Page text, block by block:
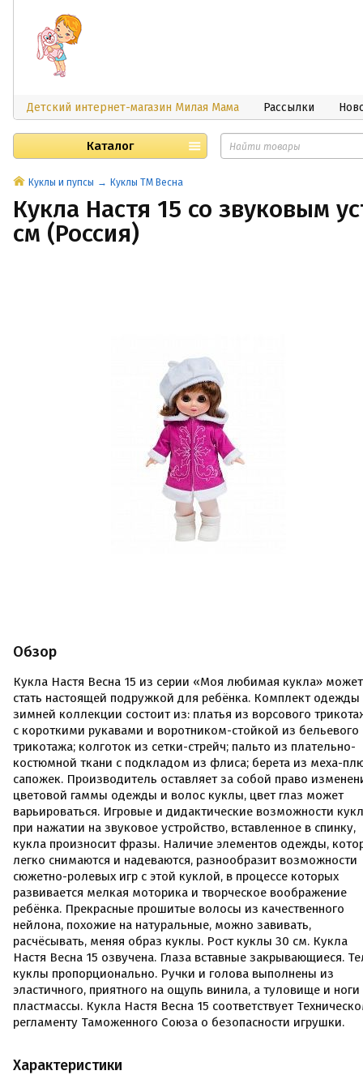
Детский интернет-магазин Милая Мама Рассылки
Каталог
Куклы и пупсы Куклы ТМ Весна
Кукла Настя 15 со звуковым
см (Россия)
Обзор
Кукла Настя Весна 15 из серии «Моя любимая кукла» может
стать настоящей подружкой для ребёнка. Комплект одежды
зимней коллекции состоит из: платья из ворсового
с короткими рукавами и воротником-стойкой из бельевого
трикотажа; колготок из сетки-стрейч; пальто из плательно-
костюмной ткани с подкладом из флиса; берета из меха-
сапожек. Производитель оставляет за собой право
цветовой гаммы одежды и волос куклы, цвет глаз может
варьироваться. Игровые и дидактические возможности
при нажатии на звуковое устройство, вставленное в спинку,
кукла произносит фразы. Наличие элементов одежды,
легко снимаются и надеваются, разнообразит возможности
сюжетно-ролевых игр с этой куклой, в процессе которых
развивается мелкая моторика и творческое воображение
ребёнка. Прекрасные прошитые волосы из качественного
нейлона, похожие на натуральные, можно завивать,
расчёсывать, меняя образ куклы. Рост куклы 30 см. Кукла
Настя Весна 15 озвучена. Глаза вставные закрывающиеся.
куклы пропорционально. Ручки и голова выполнены из
эластичного, приятного на ощупь винила, а туловище и ноги
пластмассы. Кукла Настя Весна 15 соответствует
регламенту Таможенного Союза о безопасности игрушки.
Характеристики